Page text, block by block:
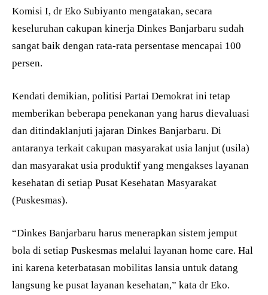
Komisi I, dr Eko Subiyanto mengatakan, secara
keseluruhan cakupan kinerja Dinkes Banjarbaru sudah
sangat baik dengan rata-rata persentase mencapai 100
persen.
Kendati demikian, politisi Partai Demokrat ini tetap
memberikan beberapa penekanan yang harus dievaluasi
dan ditindaklanjuti jajaran Dinkes Banjarbaru. Di
antaranya terkait cakupan masyarakat usia lanjut (usila)
dan masyarakat usia produktif yang mengakses layanan
kesehatan di setiap Pusat Kesehatan Masyarakat
(Puskesmas).
“Dinkes Banjarbaru harus menerapkan sistem jemput
bola di setiap Puskesmas melalui layanan home care. Hal
ini karena keterbatasan mobilitas lansia untuk datang
langsung ke pusat layanan kesehatan,” kata dr Eko.